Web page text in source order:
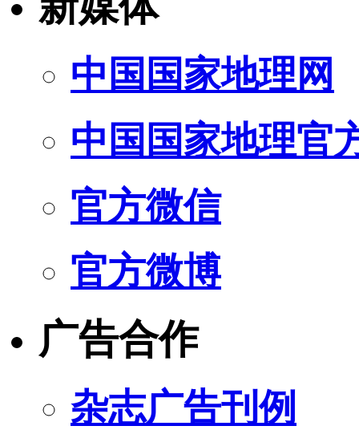
中国国家地理网
中国国家地理官
官方微信
官方微博
广告合作
杂志广告刊例